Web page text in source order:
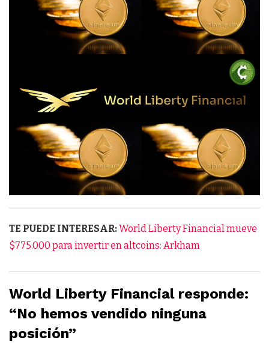
TE PUEDE INTERESAR:World Liberty Financial mueve
$775.000 para invertir en altcoins: Arkham
World Liberty Financial responde:
“No hemos vendido ninguna
posición”